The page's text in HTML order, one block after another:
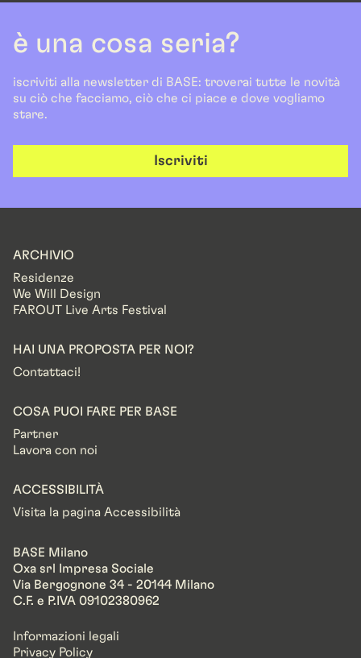
è una cosa seria?
iscriviti alla newsletter di BASE: troverai tutte le novità
su ciò che facciamo, ciò che ci piace e dove vogliamo
stare.
Iscriviti
ARCHIVIO
Residenze
We Will Design
FAROUT Live Arts Festival
HAI UNA PROPOSTA PER NOI?
Contattaci!
COSA PUOI FARE PER BASE
Partner
Lavora con noi
ACCESSIBILITÀ
Visita la pagina Accessibilità
BASE Milano
Oxa srl Impresa Sociale
Via Bergognone 34 - 20144 Milano
C.F. e P.IVA 09102380962
Informazioni legali
Privacy Policy